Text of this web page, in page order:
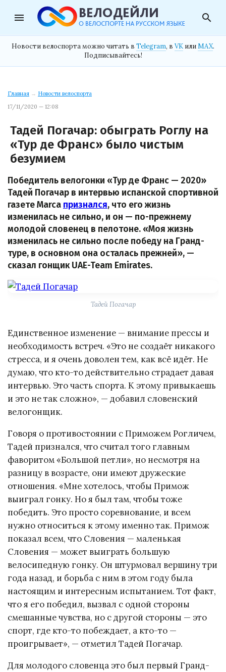
menu search
Новости велоспорта можно читать в Telegram, в VK илиMAX.
Подписывайтесь!
Главная → Новости велоспорта
17/11/2020 — 12:08
Тадей Погачар: обыграть Роглу на
«Тур де Франс» было чистым
безумием
Победитель велогонки «Тур де Франс — 2020»
Тадей Погачар в интервью испанской спортивной
газете Marca признался, что его жизнь
изменилась не сильно, и он — по-прежнему
молодой словенец в пелотоне. «Моя жизнь
изменилась не сильно после победу на Гранд-
туре, в основном она осталась прежней», —
сказал гонщик UAE-Team Emirates.
Тадей Погачар
Единственное изменение — внимание прессы и
необходимость встреч. «Это не создаёт никакого
стресса, и я очень доволен тем, как всё идёт. Не
думаю, что кто-то действительно страдает давая
интервью. Это часть спорта. К этому привыкаешь
и это не так сложно», — добавил словенский
велогонщик.
Говоря о противостоянии с Приможем Рогличем,
Тадей признался, что считал того главным
фаворитом «Большой петли», но несмотря на
разницу в возрасте, они имеют дружеские
отношения. «Мне хотелось, чтобы Примож
выиграл гонку. Но я был там, чтобы тоже
победить. Это просто соревнование, и всем
нужно относиться к этому именно так. Примож
показал всем, что Словения — маленькая
Словения — может выиграть большую
велосипедную гонку. Он штурмовал вершину три
года назад, и борьба с ним в этом году была
настоящим и интересным испытанием. Тот факт,
что я его победил, вызвал с одной стороны
смешанные чувства, но с другой стороны — это
спорт, где кто-то побеждает, а кто-то —
проигрывает», — отметил Тадей Погачар.
Для молодого словенца это был первый Гранд-